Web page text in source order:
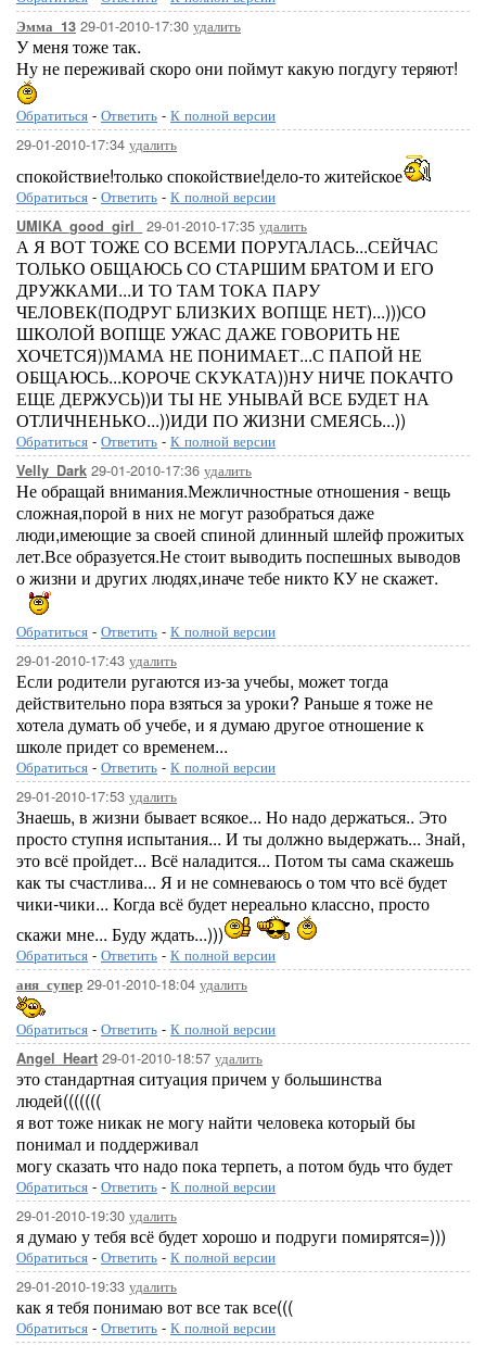
Эмма_13 29-01-2010-17:30 удалить
У меня тоже так.
Ну не переживай скоро они поймут какую погдугу теряют!
Обратиться - Ответить - К полной версии
29-01-2010-17:34 удалить
спокойствие!только спокойствие!дело-то житейское
Обратиться - Ответить - К полной версии
UMIKA_good_girl_ 29-01-2010-17:35 удалить
А Я ВОТ ТОЖЕ СО ВСЕМИ ПОРУГАЛАСЬ...СЕЙЧАС
ТОЛЬКО ОБЩАЮСЬ СО СТАРШИМ БРАТОМ И ЕГО
ДРУЖКАМИ...И ТО ТАМ ТОКА ПАРУ
ЧЕЛОВЕК(ПОДРУГ БЛИЗКИХ ВОПЩЕ НЕТ)...)))СО
ШКОЛОЙ ВОПЩЕ УЖАС ДАЖЕ ГОВОРИТЬ НЕ
ХОЧЕТСЯ))МАМА НЕ ПОНИМАЕТ...С ПАПОЙ НЕ
ОБЩАЮСЬ...КОРОЧЕ СКУКАТА))НУ НИЧЕ ПОКАЧТО
ЕЩЕ ДЕРЖУСЬ))И ТЫ НЕ УНЫВАЙ ВСЕ БУДЕТ НА
ОТЛИЧНЕНЬКО...))ИДИ ПО ЖИЗНИ СМЕЯСЬ...))
Обратиться - Ответить - К полной версии
Velly_Dark 29-01-2010-17:36 удалить
Не обращай внимания.Межличностные отношения - вещь
сложная,порой в них не могут разобраться даже
люди,имеющие за своей спиной длинный шлейф прожитых
лет.Все образуется.Не стоит выводить поспешных выводов
о жизни и других людях,иначе тебе никто КУ не скажет.
Обратиться - Ответить - К полной версии
29-01-2010-17:43 удалить
Если родители ругаются из-за учебы, может тогда
действительно пора взяться за уроки? Раньше я тоже не
хотела думать об учебе, и я думаю другое отношение к
школе придет со временем...
Обратиться - Ответить - К полной версии
29-01-2010-17:53 удалить
Знаешь, в жизни бывает всякое... Но надо держаться.. Это
просто ступня испытания... И ты должно выдержать... Знай,
это всё пройдет... Всё наладится... Потом ты сама скажешь
как ты счастлива... Я и не сомневаюсь о том что всё будет
чики-чики... Когда всё будет нереально классно, просто
скажи мне... Буду ждать...)))
Обратиться - Ответить - К полной версии
аня_супер 29-01-2010-18:04 удалить
Обратиться - Ответить - К полной версии
Angel_Heart 29-01-2010-18:57 удалить
это стандартная ситуация причем у большинства
людей(((((((
я вот тоже никак не могу найти человека который бы
понимал и поддерживал
могу сказать что надо пока терпеть, а потом будь что будет
Обратиться - Ответить - К полной версии
29-01-2010-19:30 удалить
я думаю у тебя всё будет хорошо и подруги помирятся=)))
Обратиться - Ответить - К полной версии
29-01-2010-19:33 удалить
как я тебя понимаю вот все так все(((
Обратиться - Ответить - К полной версии